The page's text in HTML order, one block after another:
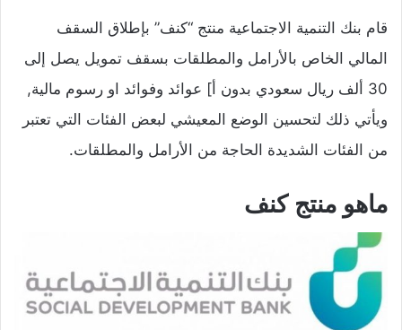
قام بنك التنمية الاجتماعية منتج “كنف” بإطلاق السقف
المالي الخاص بالأرامل والمطلقات بسقف تمويل يصل إلى
30 ألف ريال سعودي بدون أ] عوائد وفوائد او رسوم مالية,
ويأتي ذلك لتحسين الوضع المعيشي لبعض الفئات التي تعتبر
من الفئات الشديدة الحاجة من الأرامل والمطلقات.
ماهو منتج كنف